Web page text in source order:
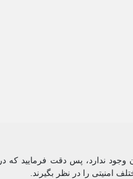
وجود ندارد، پس دقت فرمایید که در
امنیتی را در نظر بگیرند.